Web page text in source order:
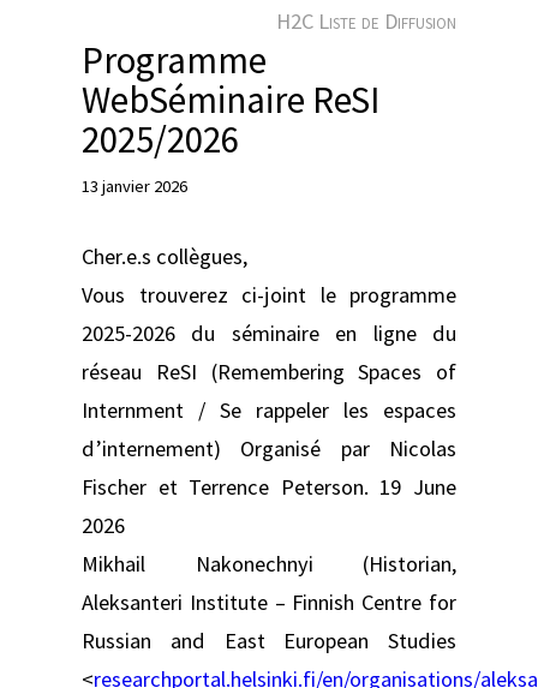
H2C Liste de Diffusion
Programme
WebSéminaire ReSI
2025/2026
13 janvier 2026
Cher.e.s collègues,
Vous trouverez ci-joint le programme
2025-2026 du séminaire en ligne du
réseau ReSI (Remembering Spaces of
Internment / Se rappeler les espaces
d’internement) Organisé par Nicolas
Fischer et Terrence Peterson. 19 June
2026
Mikhail Nakonechnyi (Historian,
Aleksanteri Institute – Finnish Centre for
Russian and East European Studies
<researchportal.helsinki.fi/en/organisations/